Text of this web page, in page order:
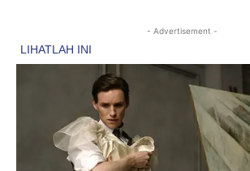
- Advertisement -